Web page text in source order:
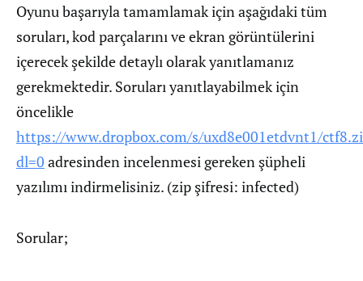
Oyunu başarıyla tamamlamak için aşağıdaki tüm
soruları, kod parçalarını ve ekran görüntülerini
içerecek şekilde detaylı olarak yanıtlamanız
gerekmektedir. Soruları yanıtlayabilmek için
öncelikle
https://www.dropbox.com/s/uxd8e001etdvnt1/
dl=0 adresinden incelenmesi gereken şüpheli
yazılımı indirmelisiniz. (zip şifresi: infected)
Sorular;